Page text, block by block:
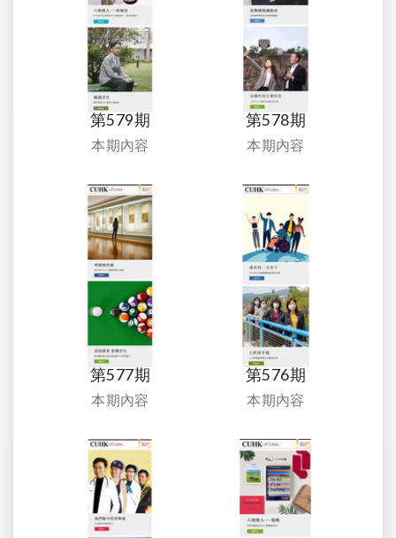
第579期
本期內容
第578期
本期內容
第577期
本期內容
第576期
本期內容